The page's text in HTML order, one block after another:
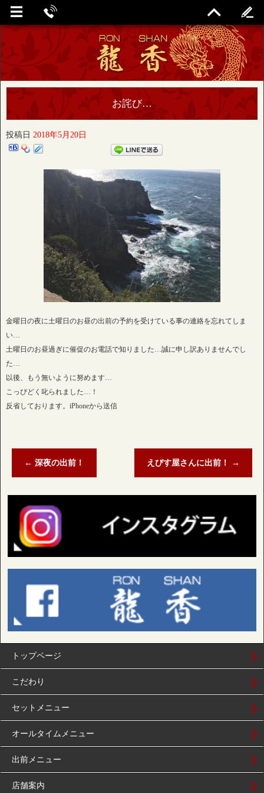
お詫び…
投稿日 2018年5月20日
金曜日の夜に土曜日のお昼の出前の予約を受けている事の連絡を忘れてしま
い…
土曜日のお昼過ぎに催促のお電話で知りました…誠に申し訳ありませんでし
た…
以後、もう無いように努めます…
こっぴどく叱られました…！
反省しております。iPhoneから送信
← 深夜の出前！ えびす屋さんに出前！ →
トップページ
こだわり
セットメニュー
オールタイムメニュー
出前メニュー
店舗案内